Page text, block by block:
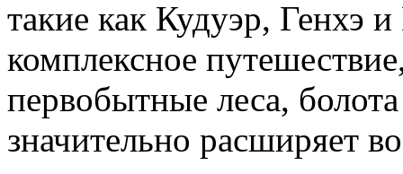
такие как Кудуэр, Генхэ
комплексное
первобытные леса,
значительно расширяет